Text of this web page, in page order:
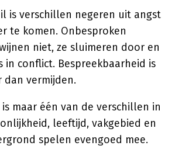
is verschillen negeren uit angst
te komen. Onbesproken
niet, ze sluimeren door en
conflict. Bespreekbaarheid is
vermijden.
maar één van de verschillen in
leeftijd, vakgebied en
spelen evengoed mee.